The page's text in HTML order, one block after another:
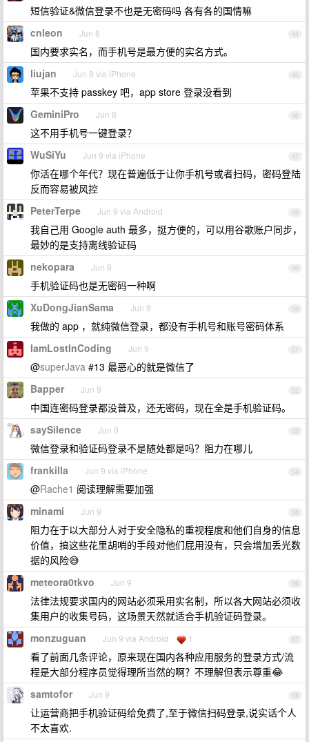
短信验证&微信登录不也是无密码吗 各有各的国情嘛
44
cnleon Jun 8
国内要求实名，而手机号是最方便的实名方式。
45
liujan Jun 8 via iPhone
苹果不支持 passkey 吧，app store 登录没看到
46
GeminiPro Jun 8
这不用手机号一键登录？
47
WuSiYu Jun 9 via iPhone
你活在哪个年代？现在普遍低于让你手机号或者扫码，密码登陆
反而容易被风控
48
PeterTerpe Jun 9 via Android
我自己用 Google auth 最多，挺方便的，可以用谷歌账户同步，
最妙的是支持离线验证码
49
nekopara Jun 9
手机验证码也是无密码一种啊
50
XuDongJianSama Jun 9
我做的 app ，就纯微信登录，都没有手机号和账号密码体系
51
IamLostInCoding Jun 9
@superJava #13 最恶心的就是微信了
52
Bapper Jun 9
中国连密码登录都没普及，还无密码，现在全是手机验证码。
53
saySilence Jun 9
微信登录和验证码登录不是随处都是吗？阻力在哪儿
54
frankilla Jun 9 via iPhone
@Rache1 阅读理解需要加强
55
minami Jun 9
阻力在于以大部分人对于安全隐私的重视程度和他们自身的信息
价值，搞这些花里胡哨的手段对他们屁用没有，只会增加丢光数
据的风险😅
56
meteora0tkvo Jun 9
法律法规要求国内的网站必须采用实名制，所以各大网站必须收
集用户的收集号码，这场景天然就适合手机验证码登录。
57
monzuguan Jun 9 via Android 1
看了前面几条评论，原来现在国内各种应用服务的登录方式/流
程是大部分程序员觉得理所当然的啊？不理解但表示尊重😂
58
samtofor Jun 9
让运营商把手机验证码给免费了,至于微信扫码登录,说实话个人
不太喜欢.